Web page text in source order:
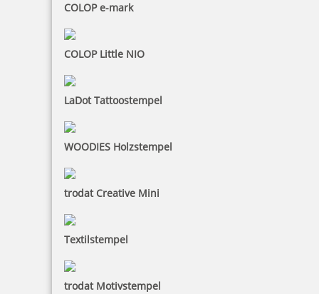
COLOP e-mark
COLOP Little NIO
LaDot Tattoostempel
WOODIES Holzstempel
trodat Creative Mini
Textilstempel
trodat Motivstempel